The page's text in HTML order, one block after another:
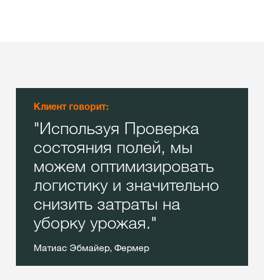
Клиент говорит:
Используя Проверка
состояния полей, мы
можем оптимизировать
логистику и значительно
снизить затраты на
уборку урожая.
Матиас Эбмайер, Фермер